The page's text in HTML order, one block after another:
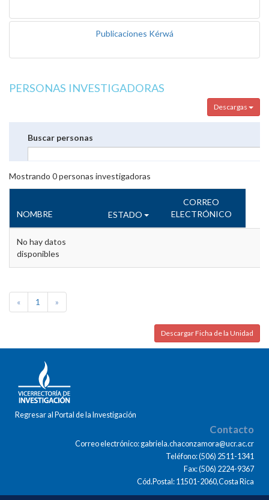
Publicaciones Kérwá
PERSONAS INVESTIGADORAS
Descargas
Buscar personas
Mostrando 0personas investigadoras
NOMBRE ESTADO
CORREO
ELECTRÓNICO
No hay datos
disponibles
« 1 »
Descargar Ficha de la Unidad
Regresar al Portal de la Investigación
Contacto
Correo electrónico: gabriela.chaconzamora@ucr.ac.cr
Teléfono: (506) 2511-1341
Fax: (506) 2224-9367
Cód.Postal: 11501-2060,Costa Rica